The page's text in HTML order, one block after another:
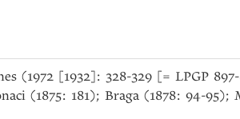
(1972 [1932]: 328-329 [= LPGP
(1875: 181); Braga (1878: 94-95);